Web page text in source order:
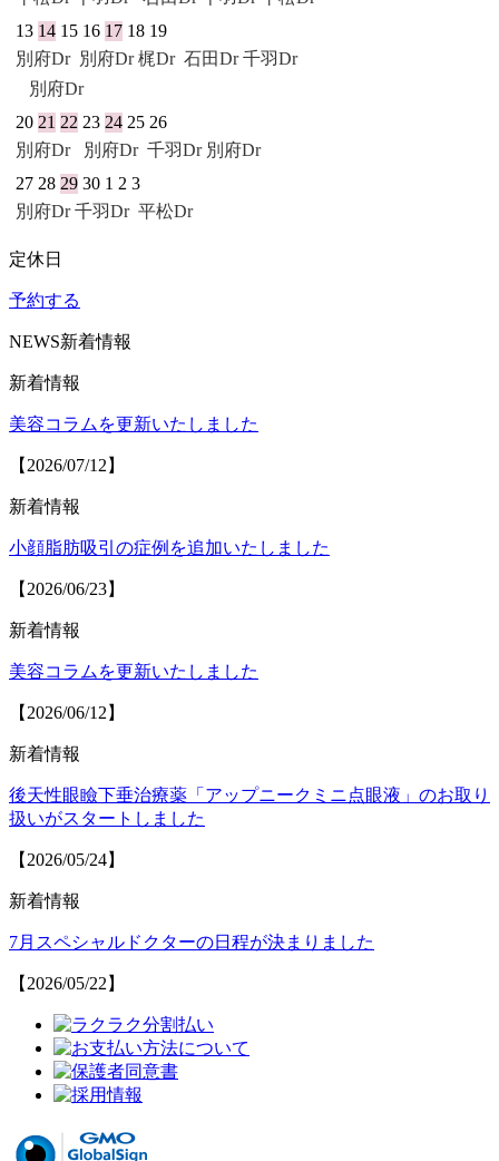
13 14 15 16 17 18 19
別府Dr 別府Dr 梶Dr 石田Dr 千羽Dr
別府Dr
20 21 22 23 24 25 26
別府Dr
別府Dr 千羽Dr 別府Dr
27 28 29 30 1 2 3
別府Dr 千羽Dr 平松Dr
定休日
予約する
NEWS新着情報
新着情報
美容コラムを更新いたしました
【2026/07/12】
新着情報
小顔脂肪吸引の症例を追加いたしました
【2026/06/23】
新着情報
美容コラムを更新いたしました
【2026/06/12】
新着情報
後天性眼瞼下垂治療薬「アップニークミニ点眼液」のお取り
扱いがスタートしました
【2026/05/24】
新着情報
7月スペシャルドクターの日程が決まりました
【2026/05/22】